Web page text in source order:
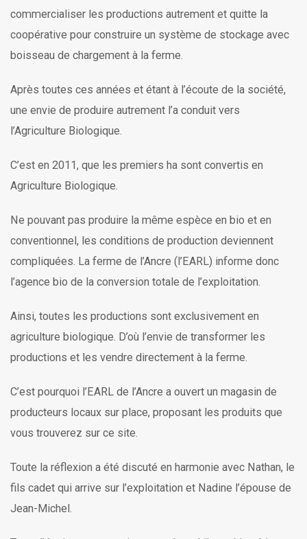
commercialiser les productions autrement et quitte la
coopérative pour construire un système de stockage avec
boisseau de chargement à la ferme.
Après toutes ces années et étant à l’écoute de la société,
une envie de produire autrement l’a conduit vers
l’Agriculture Biologique.
C’est en 2011, que les premiers ha sont convertis en
Agriculture Biologique.
Ne pouvant pas produire la même espèce en bio et en
conventionnel, les conditions de production deviennent
compliquées. La ferme de l’Ancre (l’EARL) informe donc
l’agence bio de la conversion totale de l’exploitation.
Ainsi, toutes les productions sont exclusivement en
agriculture biologique. D’où l’envie de transformer les
productions et les vendre directement à la ferme.
C’est pourquoi l’EARL de l’Ancre a ouvert un magasin de
producteurs locaux sur place, proposant les produits que
vous trouverez sur ce site.
Toute la réflexion a été discuté en harmonie avec Nathan, le
fils cadet qui arrive sur l’exploitation et Nadine l’épouse de
Jean-Michel.